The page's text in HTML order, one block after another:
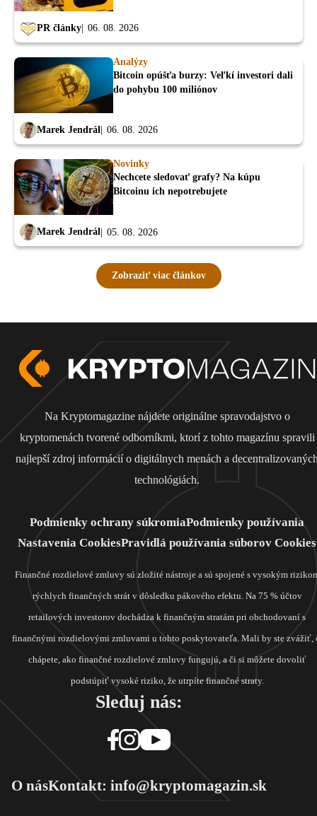
PR články 06. 08. 2026
Analýzy
Bitcoin opúšťa burzy: Veľkí investori dali
do pohybu 100 miliónov
Marek Jendrál 06. 08. 2026
Novinky
Nechcete sledovať grafy? Na kúpu
Bitcoinu ich nepotrebujete
Marek Jendrál 05. 08. 2026
Zobraziť viac článkov
Na Kryptomagazine nájdete originálne spravodajstvo o
kryptomenách tvorené odborníkmi, ktorí z tohto magazínu spravili
najlepší zdroj informácií o digitálnych menách a
technológiách.
Podmienky ochrany súkromiaPodmienky používania
Nastavenia CookiesPravidlá používania súborov Cookies
Finančné rozdielové zmluvy sú zložité nástroje a sú spojené s vysokým
rýchlych finančných strát v dôsledku pákového efektu. Na 75 % účtov
retailových investorov dochádza k finančným stratám pri obchodovaní s
finančnými rozdielovými zmluvami u tohto poskytovateľa. Mali by ste zvážiť,
chápete, ako finančné rozdielové zmluvy fungujú, a či si môžete dovoliť
podstúpiť vysoké riziko, že utrpíte finančné straty.
Sleduj nás:
O násKontakt: info@kryptomagazin.sk